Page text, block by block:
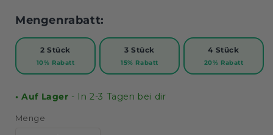
Mengenrabatt:
2 Stück
10% Rabatt
3 Stück
15% Rabatt
4 Stück
20% Rabatt
• Auf Lager - In 2-3 Tagen bei dir
Menge